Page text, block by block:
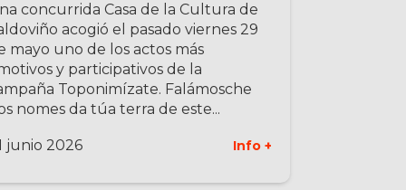
concurrida Casa de la Cultura de
acogió el pasado viernes 29
mayo uno de los actos más
y participativos de la
Toponimízate. Falámosche
nomes da túa terra de este...
junio 2026 Info +